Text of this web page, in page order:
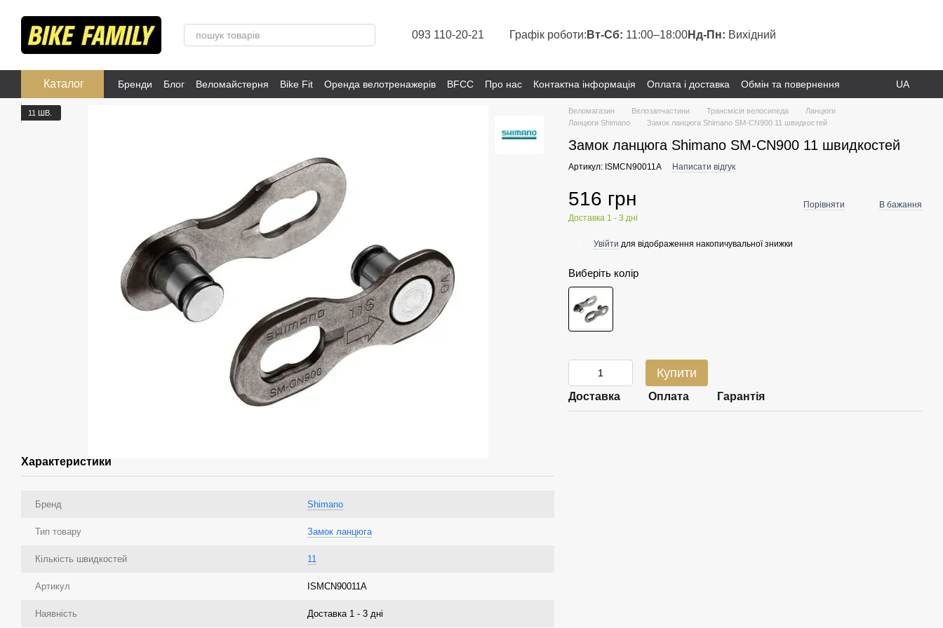
093 110-20-21 Графік роботи: Вт-Сб: 11:00–18:00Нд-Пн: Вихідний
Каталог Бренди Блог Веломайстерня Bike Fit Оренда велотренажерів BFCC Про нас Контактна інформація Оплата і доставка
Обмін та повернення
Розпродаж
Публічна оферта
UA
11 ШВ.
Характеристики
Бренд Shimano
Тип товару Замок ланцюга
Кількість швидкостей 11
Артикул ISMCN90011A
Наявність Доставка 1 - 3 дні
Веломагазин Велозапчастини Трансмісія велосипеда
Ланцюги
Ланцюги Shimano
Замок ланцюга Shimano SM-CN900 11 швидкостей
Замок ланцюга Shimano SM-CN900 11 швидкостей
Артикул: ISMCN90011A Написати відгук
516 грн
Доставка 1 - 3 дні
Порівняти В бажання
Увійти для відображення накопичувальної знижки
Виберіть колір
Купити
Доставка Оплата Гарантія